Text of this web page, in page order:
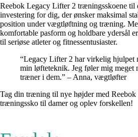
Reebok Legacy Lifter 2 træningsskoene til
investering for dig, der ønsker maksimal
position under vægtløftning og træning.
komfortable pasform og holdbare ydersål
til seriøse atleter og fitnessentusiaster.
“Legacy Lifter 2 har virkelig hjulpet
min løfteteknik. Jeg føler mig meget
træner i dem.” – Anna, vægtløfter
Tag din træning til nye højder med
træningssko til damer og oplev forskellen!